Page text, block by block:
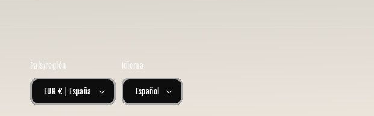
País/región
EUR € | España
Idioma
Español